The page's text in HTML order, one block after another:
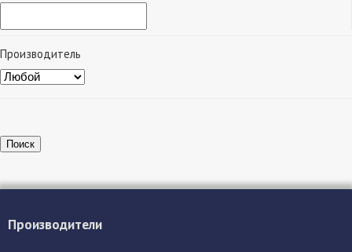
Производитель
Поиск
Производители